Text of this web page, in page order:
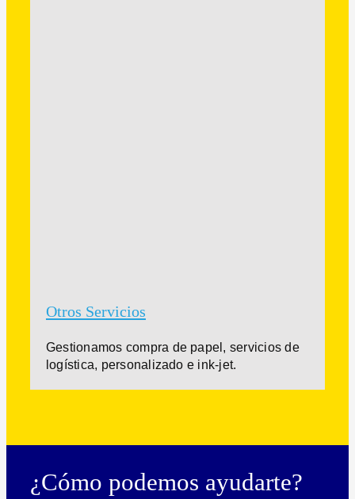
Otros Servicios
Gestionamos compra de papel, servicios de
logística, personalizado e ink-jet.
¿Cómo podemos ayudarte?